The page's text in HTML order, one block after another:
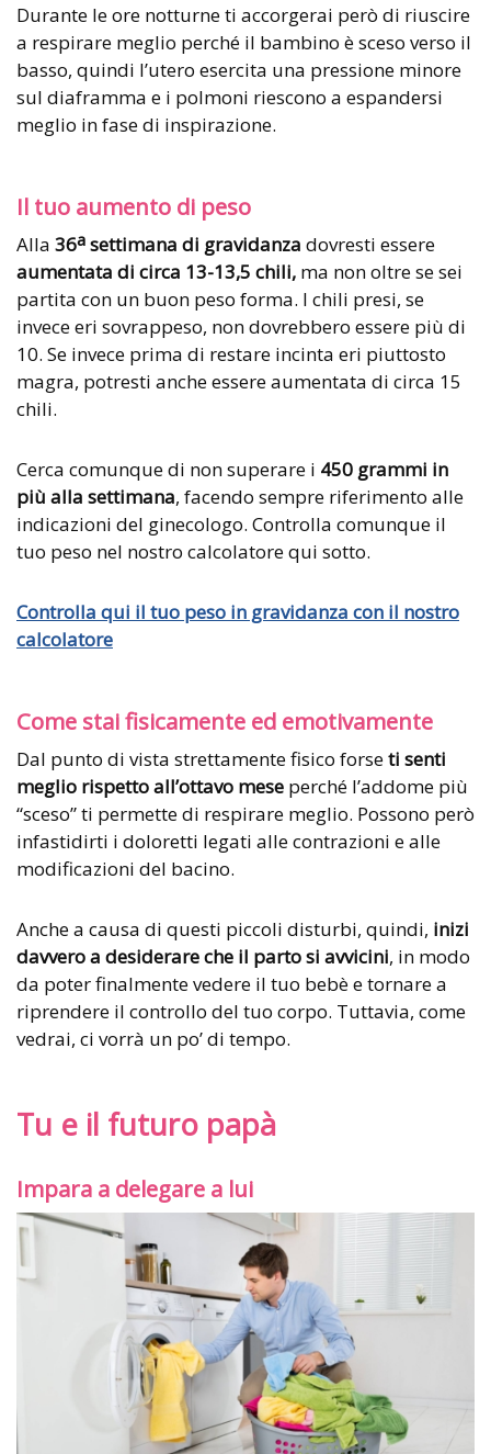
Durante le ore notturne ti accorgerai però di riuscire
a respirare meglio perché il bambino è sceso verso il
basso, quindi l’utero esercita una pressione minore
sul diaframma e i polmoni riescono a espandersi
meglio in fase di inspirazione.
Il tuo aumento di peso
Alla 36a settimana di gravidanza dovresti essere
aumentata di circa 13-13,5 chili, ma non oltrese sei
partita con un buon peso forma. I chili presi, se
invece eri sovrappeso, non dovrebbero essere più di
10. Se invece prima di restare incinta eri piuttosto
magra, potresti anche essere aumentata di circa 15
chili.
Cerca comunque di non superare i 450 grammi in
più alla settimana, facendo sempre riferimento alle
indicazioni del ginecologo. Controlla comunque il
tuo peso nel nostro calcolatore qui sotto.
Controlla qui il tuo peso in gravidanza con il nostro
calcolatore
Come stai fisicamente ed emotivamente
Dal punto di vista strettamente fisico forseti senti
meglio rispetto all’ottavo mese perché l’addome più
“sceso” ti permette di respirare meglio. Possono però
infastidirti i doloretti legati alle contrazioni e alle
modificazioni del bacino.
Anche a causa di questi piccoli disturbi, quindi, inizi
davvero a desiderare che il parto si avvicini, in modo
da poter finalmente vedere il tuo bebè e tornare a
riprendere il controllo del tuo corpo. Tuttavia, come
vedrai, ci vorrà un po’ di tempo.
Tu e il futuro papà
Impara a delegare a lui